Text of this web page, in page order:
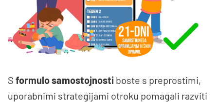
S formulo samostojnosti boste s preprostimi,
uporabnimi strategijami otroku pomagali razviti